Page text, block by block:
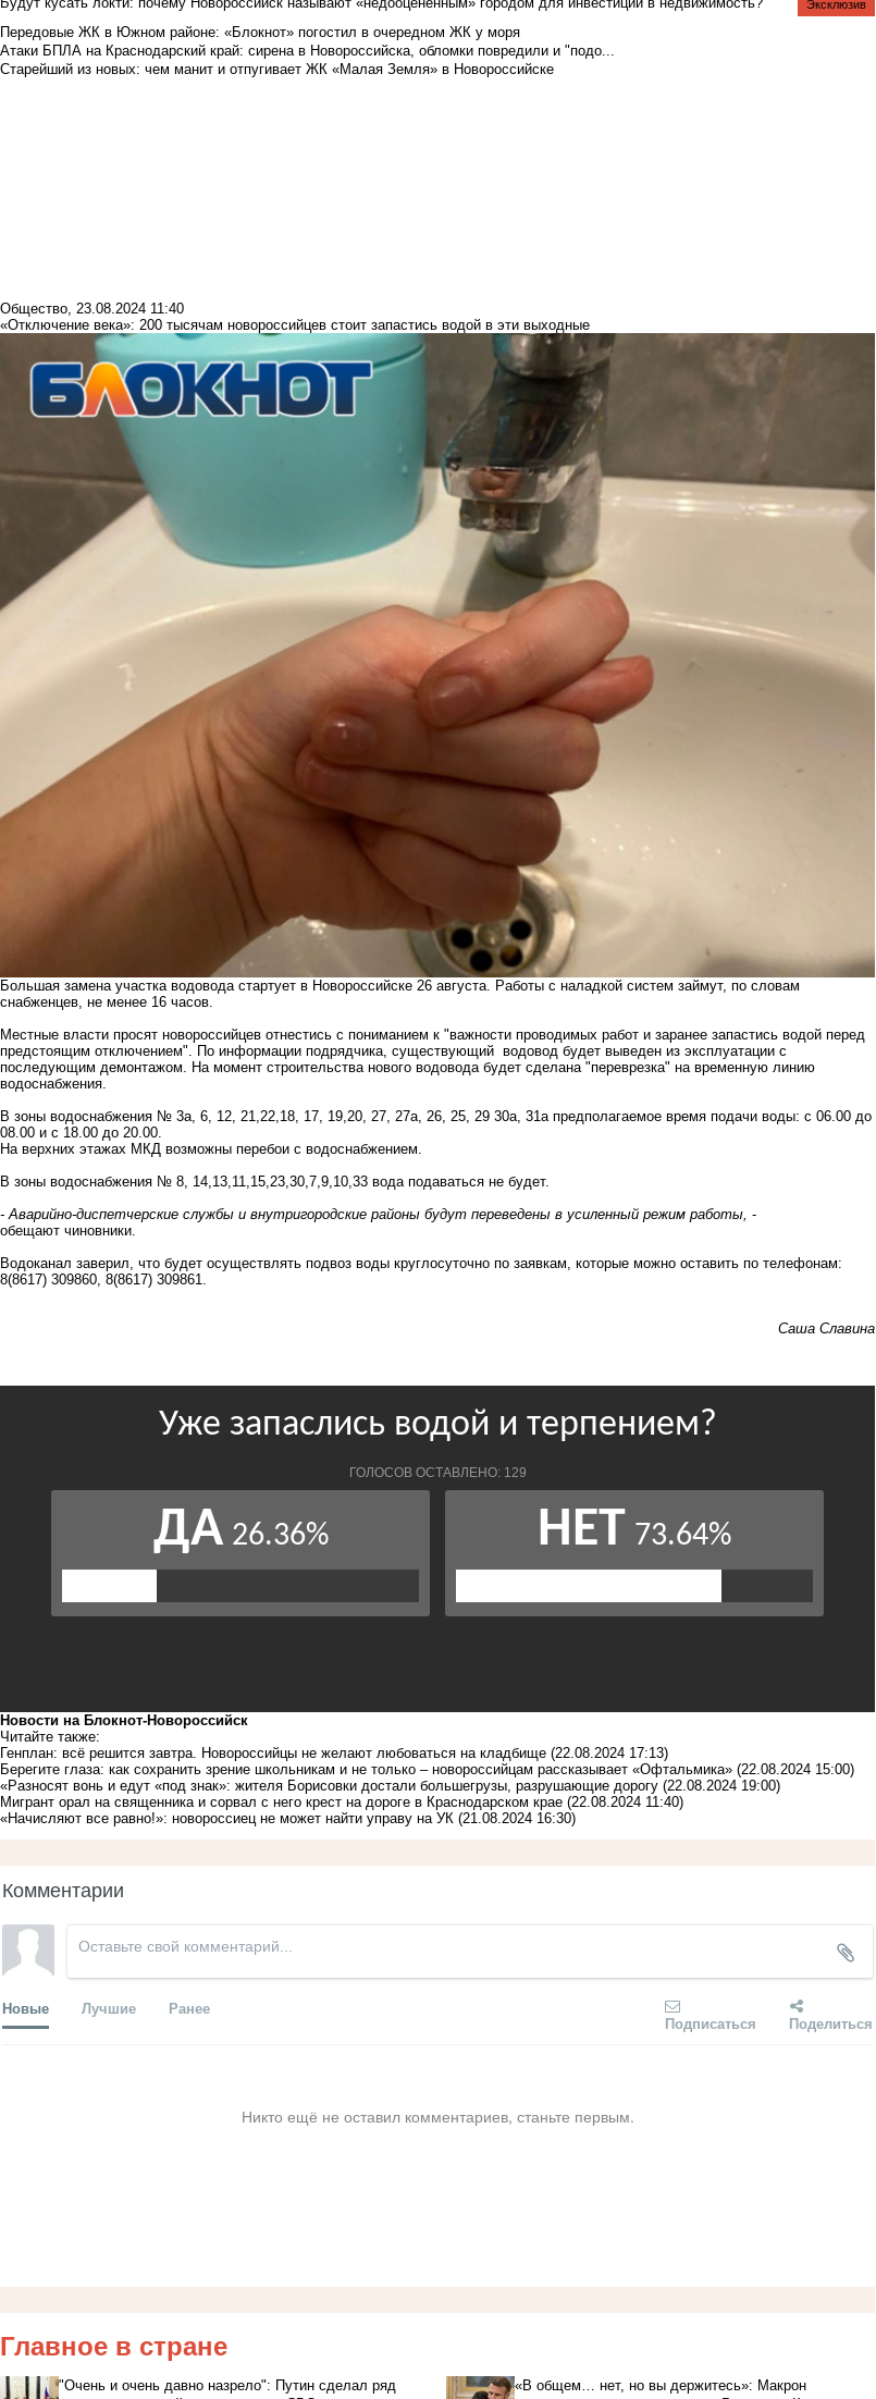
Передовые ЖК в Южном районе: «Блокнот» погостил в очередном ЖК у моря
Атаки БПЛА на Краснодарский край: сирена в Новороссийска, обломки повредили и "подо...
Старейший из новых: чем манит и отпугивает ЖК «Малая Земля» в Новороссийске
Эксклюзив
Общество, 23.08.2024 11:40
«Отключение века»: 200 тысячам новороссийцев стоит запастись водой в эти выходные
Большая замена участка водовода стартует в Новороссийске 26 августа . Работы с наладкой систем займут, по словам
снабженцев, не менее 16 часов.
Местные власти просят новороссийцев отнестись с пониманием к "важности проводимых работ и заранее запастись водой перед
предстоящим отключением". По информации подрядчика, существующий водовод будет выведен из эксплуатации с
последующим демонтажом. На момент строительства нового водовода будет сделана "переврезка" на временную линию
водоснабжения.
В зоны водоснабжения № 3а, 6, 12, 21,22,18, 17, 19,20, 27, 27а, 26, 25, 29 30а, 31а предполагаемое время подачи воды: с 06.00 до
08.00 и с 18.00 до 20.00.
На верхних этажах МКД возможны перебои с водоснабжением.
​В зоны водоснабжения № 8, 14,13,11,15,23,30,7,9,10,33 вода подаваться не будет.
- Аварийно-диспетчерские службы и внутригородские районы будут переведены в усиленный режим работы, -
обещают чиновники.
Водоканал заверил, что будет осуществлять подвоз воды круглосуточно по заявкам, которые можно оставить по телефонам:
8(8617) 309860, 8(8617) 309861.
Саша Славина
Новости на Блoкнoт-Новороссийск
Читайте также:
Генплан: всё решится завтра. Новороссийцы не желают любоваться на кладбище (22.08.2024 17:13)
Берегите глаза: как сохранить зрение школьникам и не только – новороссийцам рассказывает «Офтальмика» (22.08.2024 15:00)
«Разносят вонь и едут «под знак»: жителя Борисовки достали большегрузы, разрушающие дорогу (22.08.2024 19:00)
Мигрант орал на священника и сорвал с него крест на дороге в Краснодарском крае (22.08.2024 11:40)
«Начисляют все равно!»: новороссиец не может найти управу на УК (21.08.2024 16:30)
Комментарии
Новые Лучшие Ранее
Подписаться Поделиться
Никто ещё не оставил комментариев, станьте первым.
Главное в стране
"Очень и очень давно назрело": Путин сделал ряд
«В общем… нет, но вы держитесь»: Макрон